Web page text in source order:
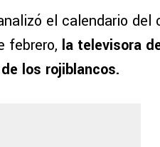
el calendario del
febrero, la televisora
los rojiblancos.